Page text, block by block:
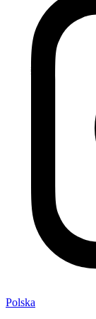
Polska